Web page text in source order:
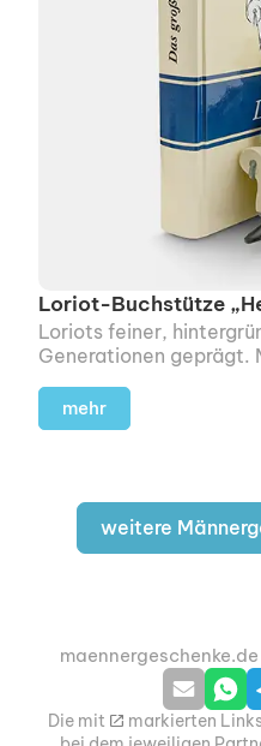
Loriot-Buchstütze
Loriots feiner,
Generationen geprägt.
ins Gesicht gezaubert.
mehr
weitere
Die mit m markierten